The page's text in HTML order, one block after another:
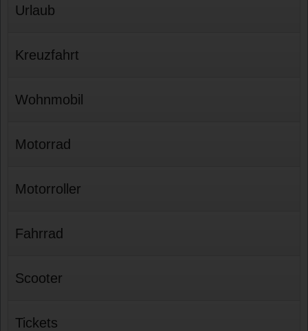
Urlaub
Kreuzfahrt
Wohnmobil
Motorrad
Motorroller
Fahrrad
Scooter
Tickets